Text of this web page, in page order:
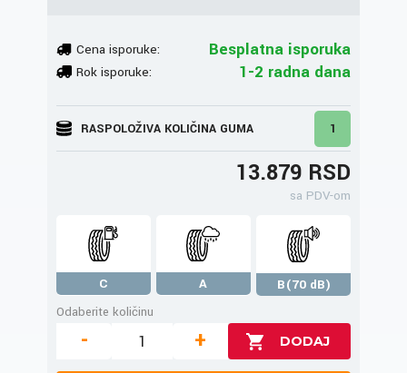
Cena isporuke: Besplatna isporuka
Rok isporuke: 1-2 radna dana
RASPOLOŽIVA KOLIČINA GUMA 1
13.879 RSD
sa PDV-om
C A
B(70 dB)
Odaberite količinu
- +